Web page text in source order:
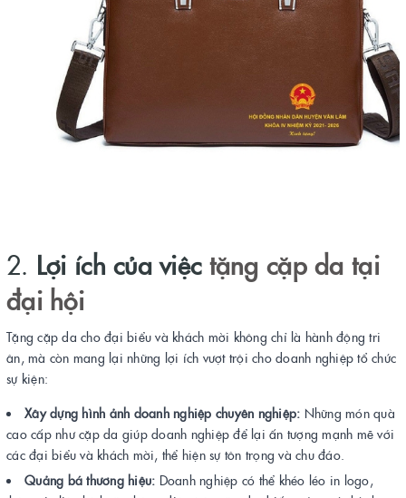
2. Lợi ích của việc tặng cặp da tại
đại hội
Tặng cặp da cho đại biểu và khách mời không chỉ là hành động tri
ân, mà còn mang lại những lợi ích vượt trội cho doanh nghiệp tổ chức
sự kiện:
Xây dựng hình ảnh doanh nghiệp chuyên nghiệp: Những món quà
cao cấp như cặp da giúp doanh nghiệp để lại ấn tượng mạnh mẽ với
các đại biểu và khách mời, thể hiện sự tôn trọng và chu đáo.
Quảng bá thương hiệu: Doanh nghiệp có thể khéo léo in logo,